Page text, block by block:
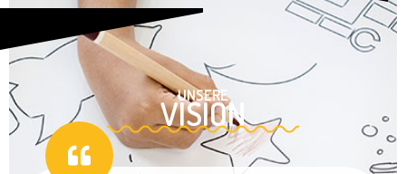
UNSERE
VISION